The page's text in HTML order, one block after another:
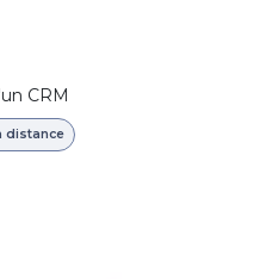
CRM
distance